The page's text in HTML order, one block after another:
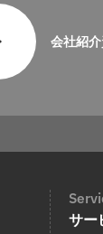
会社紹
サー